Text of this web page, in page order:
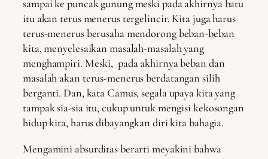
sampai ke puncak gunung meski pada akhirnya batu
itu akan terus menerus tergelincir. Kita juga harus
terus-menerus berusaha mendorong beban-beban
kita, menyelesaikan masalah-masalah yang
menghampiri. Meski, pada akhirnya beban dan
masalah akan terus-menerus berdatangan silih
berganti. Dan, kata Camus, segala upaya kita yang
tampak sia-sia itu, cukup untuk mengisi kekosongan
hidup kita, harus dibayangkan diri kita bahagia.
Mengamini absurditas berarti meyakini bahwa